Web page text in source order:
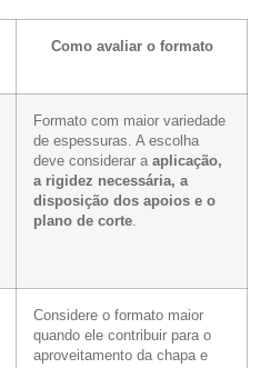
Como avaliar o formato
Formato com maior variedade
de espessuras. A escolha
deve considerar a aplicação,
a rigidez necessária, a
disposição dos apoios e o
plano de corte.
Considere o formato maior
quando ele contribuir para o
aproveitamento da chapa e